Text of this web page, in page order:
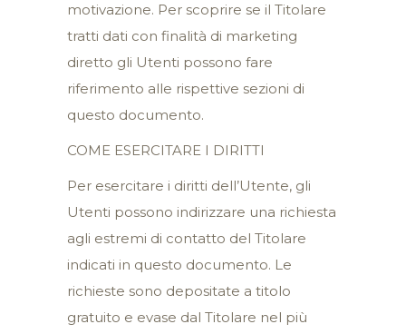
motivazione. Per scoprire se il Titolare
tratti dati con finalità di marketing
diretto gli Utenti possono fare
riferimento alle rispettive sezioni di
questo documento.
COME ESERCITARE I DIRITTI
Per esercitare i diritti dell’Utente, gli
Utenti possono indirizzare una richiesta
agli estremi di contatto del Titolare
indicati in questo documento. Le
richieste sono depositate a titolo
gratuito e evase dal Titolare nel più